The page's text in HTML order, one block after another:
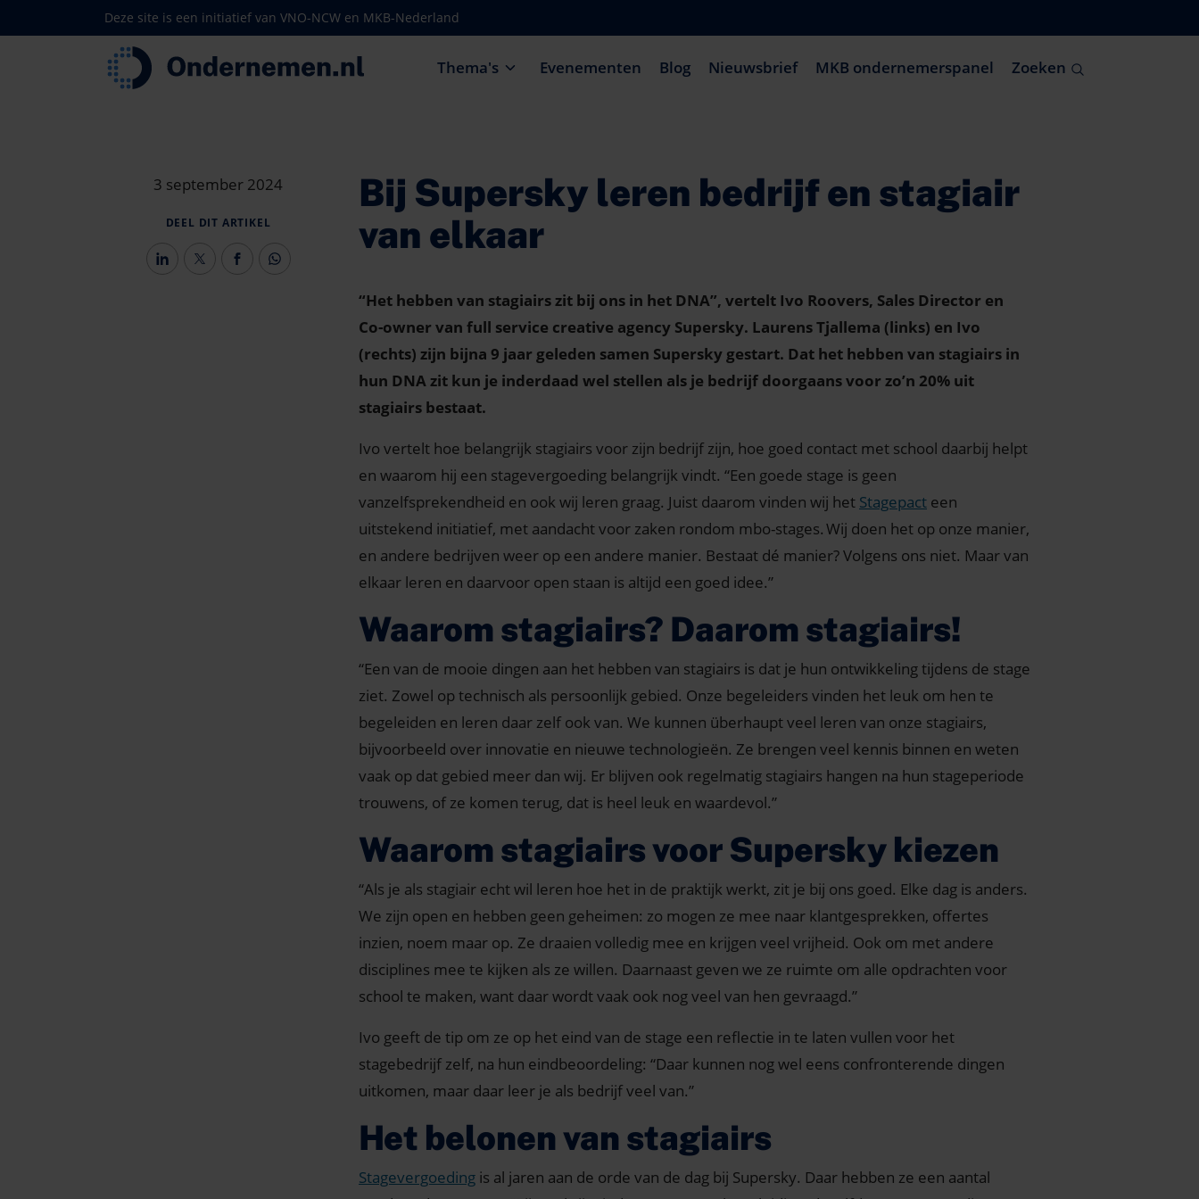
Deze site is een initiatief van VNO-NCW en MKB-Nederland
Thema's Evenementen Blog Nieuwsbrief MKB ondernemerspanel Zoeken
3 september 2024
DEEL DIT ARTIKEL
Bij Supersky leren bedrijf en stagiair
van elkaar
“Het hebben van stagiairs zit bij ons in het DNA”, vertelt Ivo Roovers, Sales Director en
Co-owner van full service creative agency Supersky. Laurens Tjallema (links) en Ivo
(rechts) zijn bijna 9 jaar geleden samen Supersky gestart. Dat het hebben van stagiairs in
hun DNA zit kun je inderdaad wel stellen als je bedrijf doorgaans voor zo’n 20% uit
stagiairs bestaat.
Ivo vertelt hoe belangrijk stagiairs voor zijn bedrijf zijn, hoe goed contact met school daarbij helpt
en waarom hij een stagevergoeding belangrijk vindt. “Een goede stage is geen
vanzelfsprekendheid en ook wij leren graag. Juist daarom vinden wij het Stagepact een
uitstekend initiatief, met aandacht voor zaken rondom mbo-stages.Wij doen het op onze manier,
en andere bedrijven weer op een andere manier. Bestaat dé manier? Volgens ons niet. Maar van
elkaar leren en daarvoor open staan is altijd een goed idee.”
Waarom stagiairs? Daarom stagiairs!
“Een van de mooie dingen aan het hebben van stagiairs is dat je hun ontwikkeling tijdens de stage
ziet. Zowel op technisch als persoonlijk gebied. Onze begeleiders vinden het leuk om hen te
begeleiden en leren daar zelf ook van. We kunnen überhaupt veel leren van onze stagiairs,
bijvoorbeeld over innovatie en nieuwe technologieën. Ze brengen veel kennis binnen en weten
vaak op dat gebied meer dan wij. Er blijven ook regelmatig stagiairs hangen na hun stageperiode
trouwens, of ze komen terug, dat is heel leuk en waardevol.”
Waarom stagiairs voor Supersky kiezen
“Als je als stagiair echt wil leren hoe het in de praktijk werkt, zit je bij ons goed. Elke dag is anders.
We zijn open en hebben geen geheimen: zo mogen ze mee naar klantgesprekken, offertes
inzien, noem maar op. Ze draaien volledig mee en krijgen veel vrijheid. Ook om met andere
disciplines mee te kijken als ze willen. Daarnaast geven we ze ruimte om alle opdrachten voor
school te maken, want daar wordt vaak ook nog veel van hen gevraagd.”
Ivo geeft de tip om ze op het eind van de stage een reflectie in te laten vullen voor het
stagebedrijf zelf, na hun eindbeoordeling: “Daar kunnen nog wel eens confronterende dingen
uitkomen, maar daar leer je als bedrijf veel van.”
Het belonen van stagiairs
Stagevergoeding is al jaren aan de orde van de dag bij Supersky. Daar hebben ze een aantal